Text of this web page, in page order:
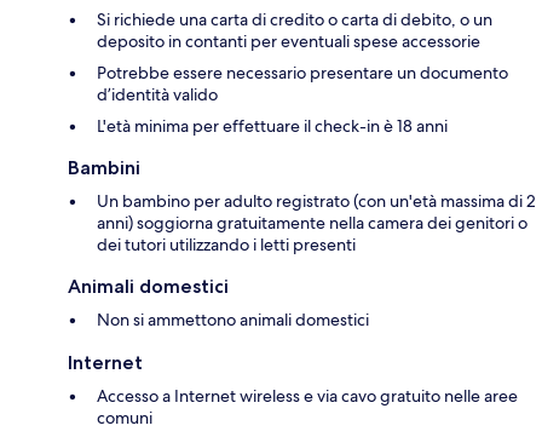
Si richiede una carta di credito o carta di debito, o un
deposito in contanti per eventuali spese accessorie
Potrebbe essere necessario presentare un documento
d’identità valido
L'età minima per effettuare il check-in è 18 anni
Bambini
Un bambino per adulto registrato (con un'età massima di 2
anni) soggiorna gratuitamente nella camera dei genitori o
dei tutori utilizzando i letti presenti
Animali domestici
Non si ammettono animali domestici
Internet
Accesso a Internet wireless e via cavo gratuito nelle aree
comuni